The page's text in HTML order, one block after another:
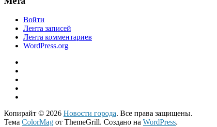
Войти
Лента записей
Лента комментариев
WordPress.org
Копирайт © 2026 Новости города. Все права защищены.
Тема ColorMag от ThemeGrill. Создано на WordPress.